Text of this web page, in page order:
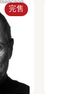
完售